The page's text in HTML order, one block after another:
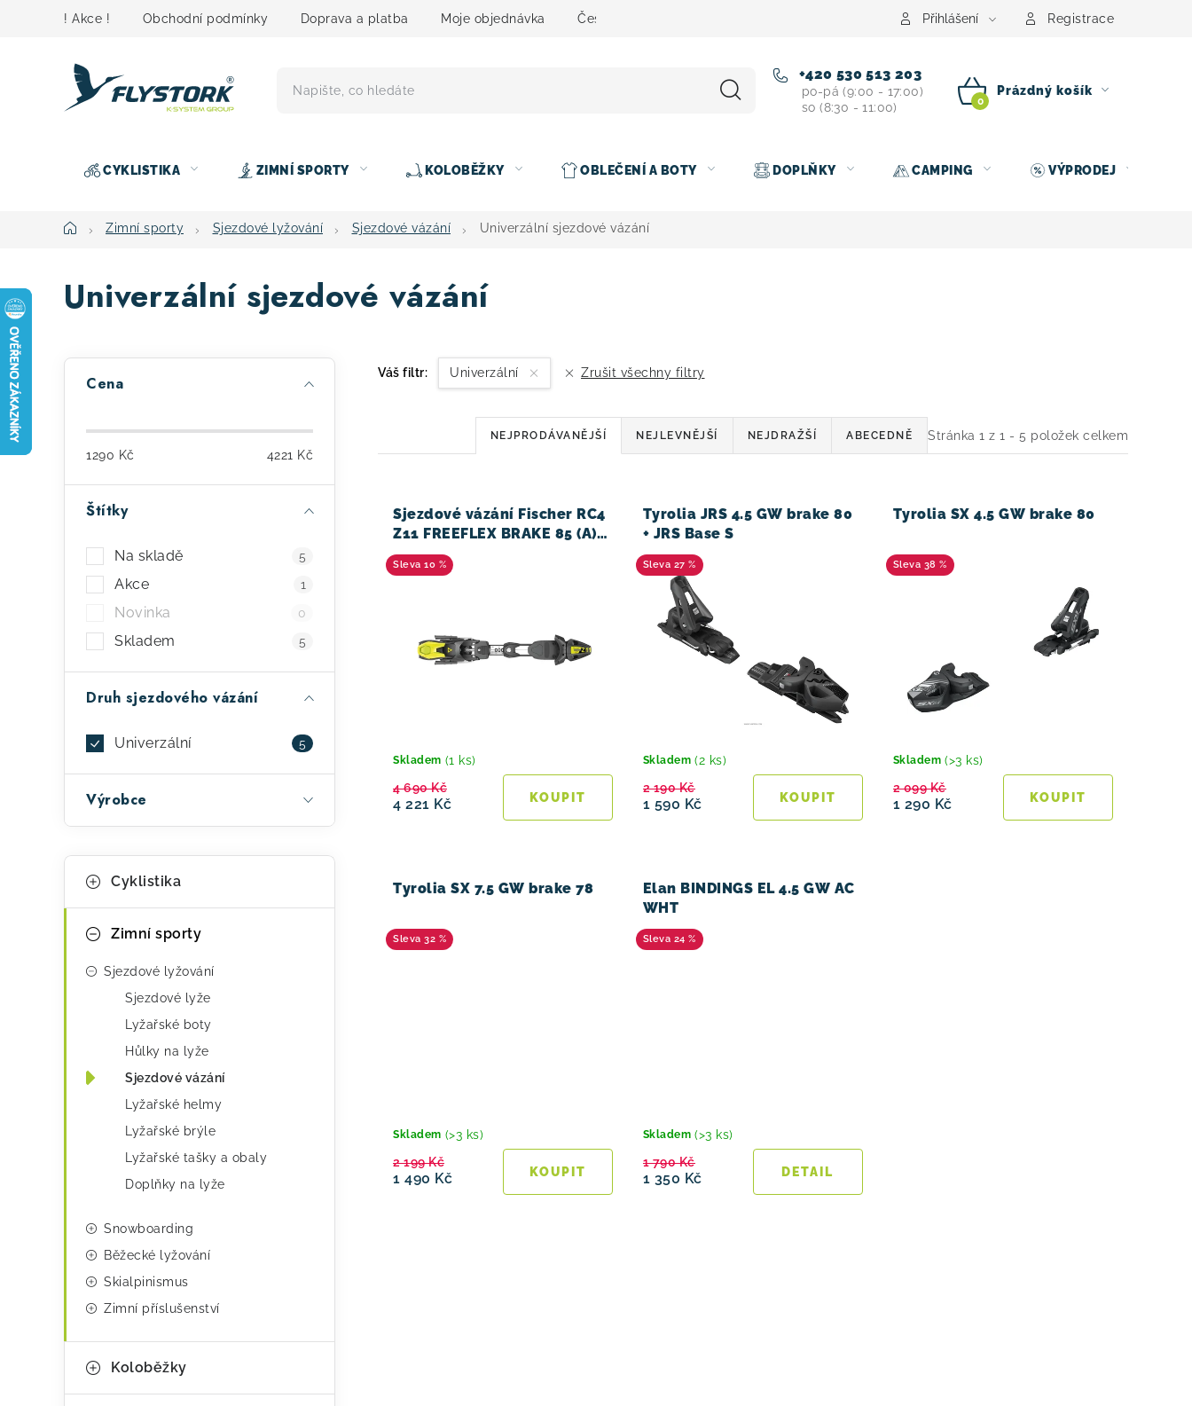
! Akce ! Obchodní podmínky Doprava a platba Moje objednávka Čeština Půjčovna nosičů kol Kontakt
Přihlášení Registrace
+420 530 513 203
po-pá (9:00 - 17:00)
so (8:30 - 11:00)
NÁKUPNÍ
Prázdný košík
CYKLISTIKA ZIMNÍ SPORTY KOLOBĚŽKY OBLEČENÍ A BOTY DOPLŇKY CAMPING VÝPRODEJ
DomůZimní sporty Sjezdové lyžování Sjezdové vázání Univerzální sjezdové vázání
Univerzální sjezdové vázání
P
t
p
e
l
Cena
1290 Kč 4221 Kč
Štítky
Na skladě 5
Akce 1
Novinka 0
Skladem 5
Druh sjezdového vázání
Univerzální 5
Výrobce
Přeskočit
kategorie
K
a
Cyklistika
Zimní sporty
Sjezdové lyžování
Sjezdové lyže
Lyžařské boty
Hůlky na lyže
Sjezdové vázání
Lyžařské helmy
Lyžařské brýle
Lyžařské tašky a obaly
Doplňky na lyže
Snowboarding
Běžecké lyžování
Skialpinismus
Zimní příslušenství
Koloběžky
Váš filtr: Univerzální Zrušit všechny filtry
Stránka 1 z 1 - 5 položek celkem
Ř
a
z
e
p
r
u
NEJPRODÁVANĚJŠÍ NEJLEVNĚJŠÍ NEJDRAŽŠÍ ABECEDNĚ
V
ý
p
o
d
u
Sjezdové vázání Fischer RC4
Z11 FREEFLEX BRAKE 85 (A)
24/25
10 %
Skladem (1 ks)
4 221 Kč
4 690 Kč
Tyrolia JRS 4.5 GW brake 80
+ JRS Base S
27 %
Skladem (2 ks)
1 590 Kč
2 190 Kč
Tyrolia SX 4.5 GW brake 80
38 %
Skladem (>3 ks)
1 290 Kč
2 099 Kč
Tyrolia SX 7.5 GW brake 78
32 %
Skladem (>3 ks)
1 490 Kč
2 199 Kč
Elan BINDINGS EL 4.5 GW AC
WHT
24 %
Skladem (>3 ks)
1 350 Kč
1 790 Kč